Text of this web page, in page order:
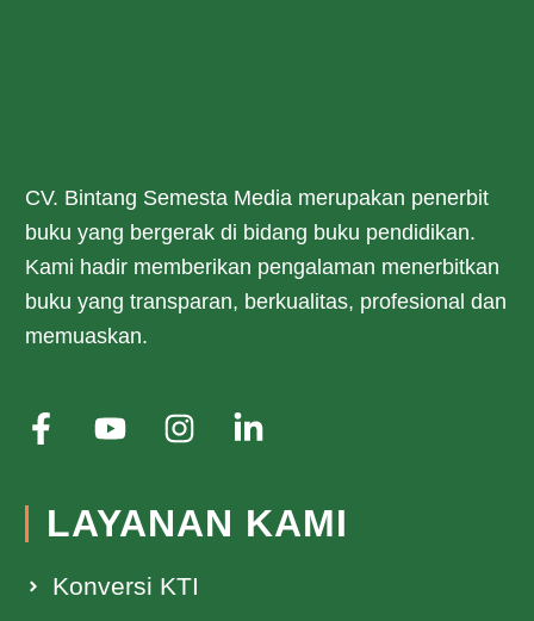
CV. Bintang Semesta Media merupakan penerbit
buku yang bergerak di bidang buku pendidikan.
Kami hadir memberikan pengalaman menerbitkan
buku yang transparan, berkualitas, profesional dan
memuaskan.
LAYANAN KAMI
Konversi KTI